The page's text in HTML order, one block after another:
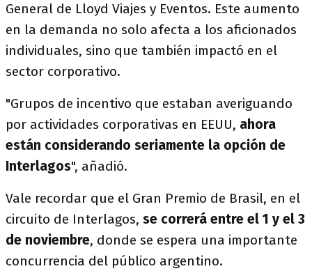
General de Lloyd Viajes y Eventos. Este aumento
en la demanda no solo afecta a los aficionados
individuales, sino que también impactó en el
sector corporativo.
"Grupos de incentivo que estaban averiguando
por actividades corporativas en EEUU, ahora
están considerando seriamente la opción de
Interlagos", añadió.
Vale recordar que el Gran Premio de Brasil, en el
circuito de Interlagos, se correrá entre el 1 y el 3
de noviembre, donde se espera una importante
concurrencia del público argentino.